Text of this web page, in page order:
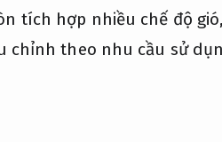
tích hợp nhiều chế độ
chỉnh theo nhu cầu sử